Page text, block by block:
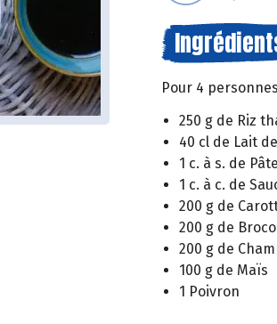
Pour 4 personnes
250 g de Riz
40 cl de Lait
1 c. à s. de
1 c. à c. de
200 g de
200 g de
200 g de
100 g de Maïs
1 Poivron